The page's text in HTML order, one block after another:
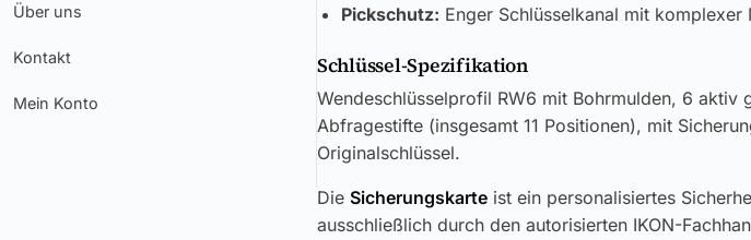
Über uns
Kontakt
Mein Konto
Pickschutz: Enger Schlüsselkanal mit
Schlüssel-Spezifikation
Wendeschlüsselprofil RW6 mit Bohrmulden, 6 aktiv
Abfragestifte (insgesamt 11 Positionen), mit
Originalschlüssel.
Die Sicherungskarte ist ein personalisiertes
ausschließlich durch den autorisierten IKON-